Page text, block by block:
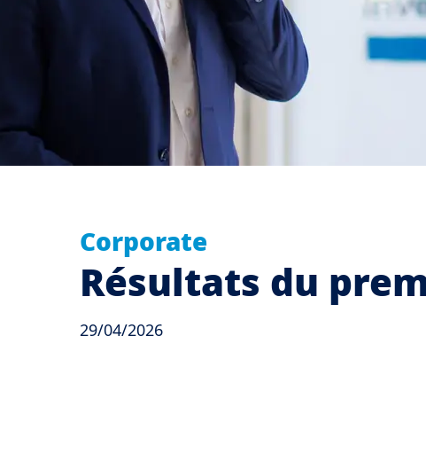
Corporate
Résultats du
29/04/2026